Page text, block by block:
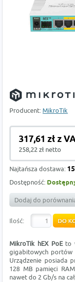
Producent: MikroTik
317,61 zł z
258,22 zł netto
Najtańsza dostawa:
Dostępność:
Dodaj do
Ilość:
MikroTik hEX PoE to
gigabitowych portów
Urządzenie posiada
128 MB pamięci
nawet do 2 Gb/s na